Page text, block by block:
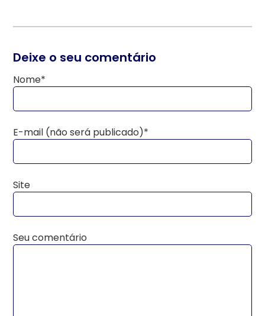
Deixe o seu comentário
Nome*
E-mail (não será publicado)*
Site
Seu comentário